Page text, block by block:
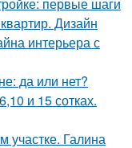
Дизайн
интерьера с
да или нет?
и 15 сотках.
участке. Галина